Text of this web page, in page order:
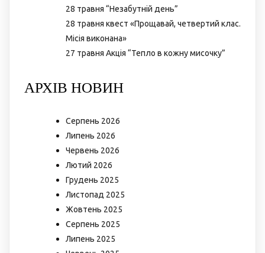
28 травня “Незабутній день”
28 травня квест «Прощавай, четвертий клас.
Місія виконана»
27 травня Акція “Тепло в кожну мисочку”
АРХІВ НОВИН
Серпень 2026
Липень 2026
Червень 2026
Лютий 2026
Грудень 2025
Листопад 2025
Жовтень 2025
Серпень 2025
Липень 2025